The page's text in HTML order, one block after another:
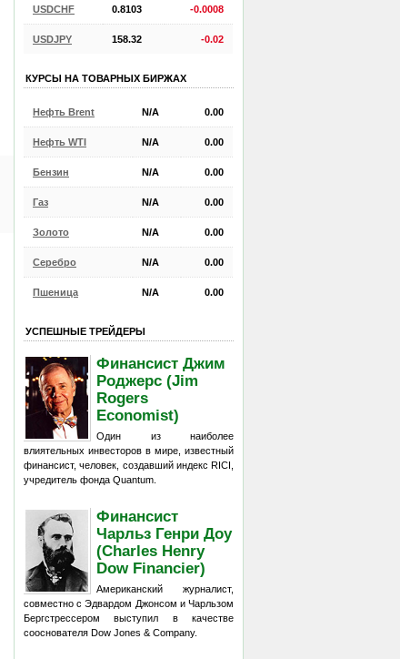
USDCHF 0.8103 -0.0008
USDJPY 158.32 -0.02
КУРСЫ НА ТОВАРНЫХ БИРЖАХ
Нефть Brent N/A 0.00
Нефть WTI N/A 0.00
Бензин N/A 0.00
Газ N/A 0.00
Золото N/A 0.00
Серебро N/A 0.00
Пшеница N/A 0.00
УСПЕШНЫЕ ТРЕЙДЕРЫ
Финансист Джим
Роджерс (Jim
Rogers
Economist)
Один из наиболее
влиятельных инвесторов в мире, известный
финансист, человек, создавший индекс RICI,
учредитель фонда Quantum.
Финансист
Чарльз Генри Доу
(Charles Henry
Dow Financier)
Американский журналист,
совместно с Эдвардом Джонсом и Чарльзом
Бергстрессером выступил в качестве
сооснователя Dow Jones & Company.